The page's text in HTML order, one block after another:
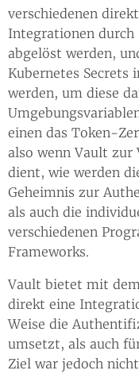
verschiedenen
Integrationen
abgelöst werden,
Kubernetes Secrets
werden, um diese
einen das Token-
also wenn Vault zur
dient, wie werden
Geheimnis zur
als auch die
verschiedenen
Frameworks.
Vault bietet mit
direkt eine
Weise die
umsetzt, als auch
Ziel war jedoch